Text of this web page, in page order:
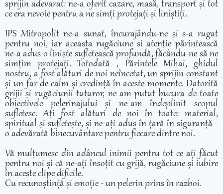
sprijin adevarat: ne-a oferit cazare, masă, transport și tot
ce era nevoie pentru a ne simți protejați și liniștiți.
IPS Mitropolit ne-a sunat, încurajându-ne și s-a rugat
pentru noi, iar aceasta rugăciune si atenție părintească
ne-a adus o liniște sufletească profundă, făcându-ne să ne
simțim protejați. Totodată , Părintele Mihai, ghidul
nostru, a fost alături de noi neîncetat, un sprijin constant
și un far de calm și credință în aceste momente. Datorită
grijii și rugăciunii tuturor, ne-am putut bucura de toate
obiectivele pelerinajului și ne-am îndeplinit scopul
sufletesc. Ați fost alături de noi în toate: material,
spiritual și sufletește, și ne-ați adus în țară în siguranță -
o adevărată binecuvântare pentru fiecare dintre noi.
Vă mulțumesc din adâncul inimii pentru tot ce ați făcut
pentru noi și că ne-ați însoțit cu grijă, rugăciune și iubire
în aceste clipe dificile.
Cu recunoștință și emoție - un pelerin prins în razboi.